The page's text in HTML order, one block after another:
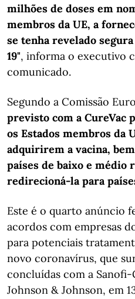
milhões de doses em
membros da UE, a
se tenha revelado
19", informa o executivo
comunicado.
Segundo a Comissão
previsto com a CureVac
os Estados membros da
adquirirem a vacina,
países de baixo e médio
redirecioná-la para
Este é o quarto anúncio
acordos com empresas
para potenciais
novo coronavírus, que
concluídas com a Sanofi-
Johnson & Johnson, em